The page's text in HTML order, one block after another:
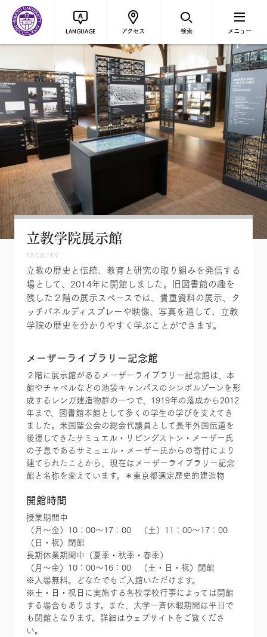
LANGUAGE アクセス 検索 メニュー
立教学院展示館
FACILITY
立教の歴史と伝統、教育と研究の取り組みを発信する
場として、2014年に開館しました。旧図書館の趣を
残した２階の展示スペースでは、貴重資料の展示、タ
ッチパネルディスプレーや映像、写真を通して、立教
学院の歴史を分かりやすく学ぶことができます。
メーザーライブラリー記念館
２階に展示館があるメーザーライブラリー記念館は、本
館やチャペルなどの池袋キャンパスのシンボルゾーンを形
成するレンガ建造物群の一つで、1919年の落成から2012
年まで、図書館本館として多くの学生の学びを支えてき
ました。米国聖公会の総会代議員として長年外国伝道を
後援してきたサミュエル・リビングストン・メーザー氏
の子息であるサミュエル・メーザー氏からの寄付により
建てられたことから、現在はメーザーライブラリー記念
館と名称を変えています。＊東京都選定歴史的建造物
開館時間
授業期間中
（月～金）10：00～17：00 （土）11：00～17：00
（日・祝）閉館
長期休業期間中（夏季・秋季・春季）
（月～金）10：00～16：00 （土・日・祝）閉館
※入場無料。どなたでもご入館いただけます。
※土・日・祝日に実施する各校学校行事によっては開館
する場合もあります。また、大学一斉休暇期間は平日で
も閉館となります。詳細はウェブサイトをご覧くださ
い。